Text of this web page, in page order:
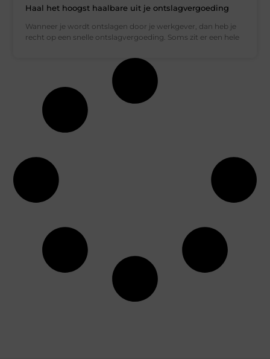
Haal het hoogst haalbare uit je ontslagvergoeding
Wanneer je wordt ontslagen door je werkgever, dan heb je
recht op een snelle ontslagvergoeding. Soms zit er een hele